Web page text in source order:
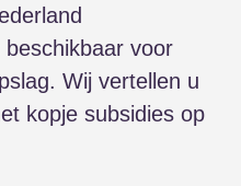
voor
Wij vertellen u
kopje subsidies op